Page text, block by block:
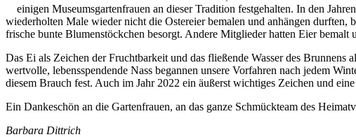
einigen Museumsgartenfrauen an dieser Tradition festgehalten. In den
wiederholten Male wieder nicht die Ostereier bemalen und anhängen
frische bunte Blumenstöckchen besorgt. Andere Mitglieder hatten Eier
Das Ei als Zeichen der Fruchtbarkeit und das fließende Wasser des
wertvolle, lebensspendende Nass begannen unsere Vorfahren nach jedem
diesem Brauch fest. Auch im Jahr 2022 ein äußerst wichtiges Zeichen und
Ein Dankeschön an die Gartenfrauen, an das ganze Schmückteam des
Barbara Dittrich